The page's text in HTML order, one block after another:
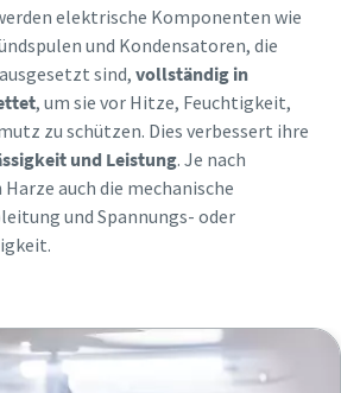
elektrische Komponenten wie
und Kondensatoren, die
sind, vollständig in
, um sie vor Hitze, Feuchtigkeit,
zu schützen. Dies verbessert ihre
und Leistung. Je nach
auch die mechanische
und Spannungs- oder